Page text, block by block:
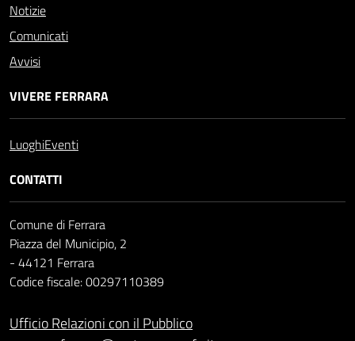
Notizie
Comunicati
Avvisi
VIVERE FERRARA
LuoghiEventi
CONTATTI
Comune di Ferrara
Piazza del Municipio, 2
- 44121 Ferrara
Codice fiscale: 00297110389
Ufficio Relazioni con il Pubblico